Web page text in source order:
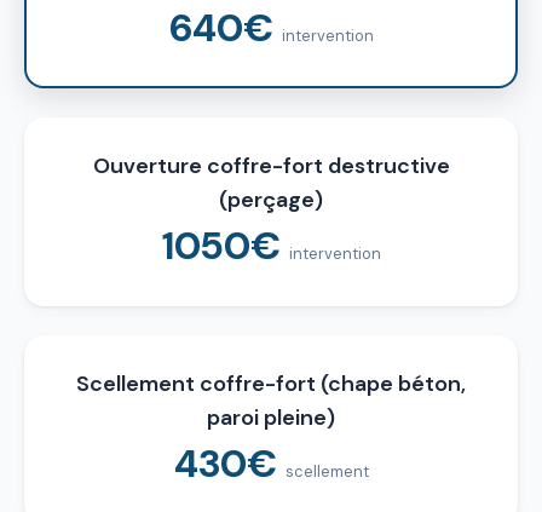
640€ intervention
Ouverture coffre-fort destructive
(perçage)
1050€ intervention
Scellement coffre-fort (chape béton,
paroi pleine)
430€ scellement